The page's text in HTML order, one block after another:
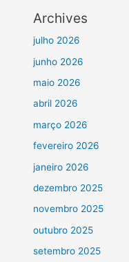
Archives
julho 2026
junho 2026
maio 2026
abril 2026
março 2026
fevereiro 2026
janeiro 2026
dezembro 2025
novembro 2025
outubro 2025
setembro 2025